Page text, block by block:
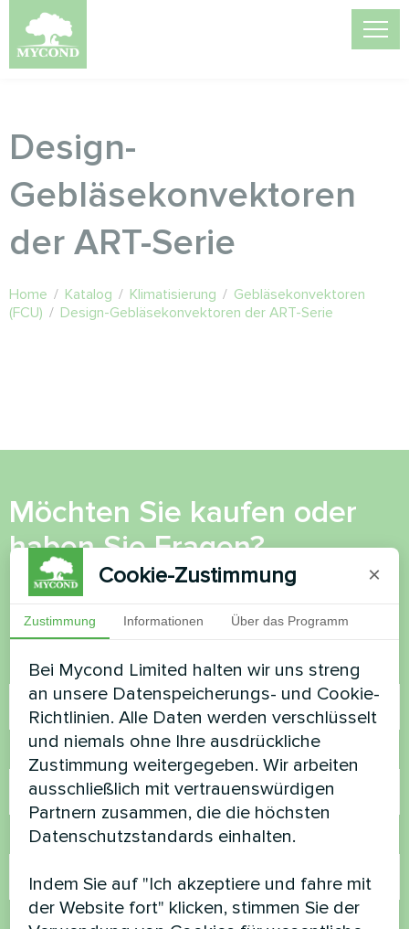
Design-
Gebläsekonvektoren
der ART-Serie
Home / Katalog / Klimatisierung / Gebläsekonvektoren
(FCU) / Design-Gebläsekonvektoren der ART-Serie
Möchten Sie kaufen oder
haben Sie Fragen?
Kontaktieren Sie uns und wir werden Ihnen
helfen
Name
Rufnummer
E-Mail
Kommentar
Cookie-Zustimmung ×
Zustimmung Informationen Über das Programm
Bei Mycond Limited halten wir uns streng
an unsere Datenspeicherungs- und Cookie-
Richtlinien. Alle Daten werden verschlüsselt
und niemals ohne Ihre ausdrückliche
Zustimmung weitergegeben. Wir arbeiten
ausschließlich mit vertrauenswürdigen
Partnern zusammen, die die höchsten
Datenschutzstandards einhalten.
Indem Sie auf "Ich akzeptiere und fahre mit
der Website fort" klicken, stimmen Sie der